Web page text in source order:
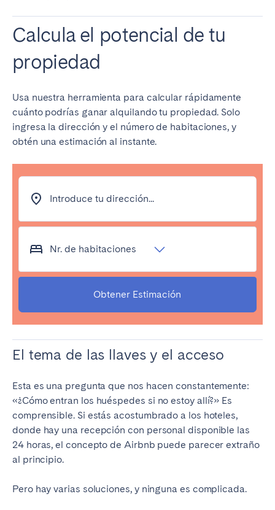
Calcula el potencial de tu
propiedad
Usa nuestra herramienta para calcular rápidamente
cuánto podrías ganar alquilando tu propiedad. Solo
ingresa la dirección y el número de habitaciones, y
obtén una estimación al instante.
Introduce tu dirección...
Nr. de habitaciones
Obtener Estimación
El tema de las llaves y el acceso
Esta es una pregunta que nos hacen constantemente:
«¿Cómo entran los huéspedes si no estoy allí?» Es
comprensible. Si estás acostumbrado a los hoteles,
donde hay una recepción con personal disponible las
24 horas, el concepto de Airbnb puede parecer extraño
al principio.
Pero hay varias soluciones, y ninguna es complicada.